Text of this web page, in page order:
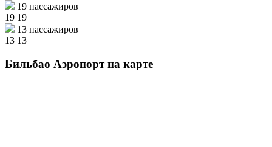
19 пассажиров
19 19
13 пассажиров
13 13
Бильбао Аэропорт на карте